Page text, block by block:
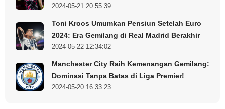
Dengan dukungan manajemen dan pemain, Flick optimis
musim mendatang. “Saya yakin kita bisa kembali bersaing
di level tertinggi,” katanya. Flick percaya bahwa dengan
menambahkan beberapa bakat baru yang sesuai dengan
filosofi klub, Barcelona dapat kembali bersaing di level
tertinggi.
2024-05-21 20:55:39
Toni Kroos Umumkan Pensiun Setelah Euro
2024: Era Gemilang di Real Madrid Berakhir
2024-05-22 12:34:02
Manchester City Raih Kemenangan Gemilang:
Dominasi Tanpa Batas di Liga Premier!
2024-05-20 16:33:23